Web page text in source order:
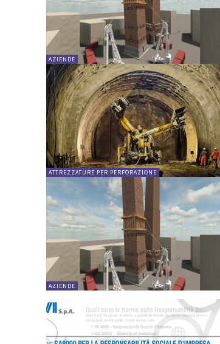
AZIENDE
ATTREZZATURE PER PERFORAZIONE
AZIENDE